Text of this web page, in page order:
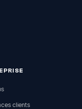
clients